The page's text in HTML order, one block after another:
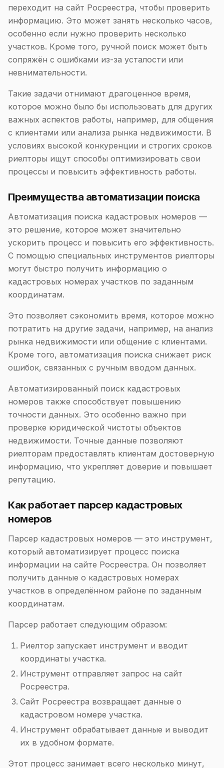
переходит на сайт Росреестра, чтобы проверить
информацию. Это может занять несколько часов,
особенно если нужно проверить несколько
участков. Кроме того, ручной поиск может быть
сопряжён с ошибками из-за усталости или
невнимательности.
Такие задачи отнимают драгоценное время,
которое можно было бы использовать для других
важных аспектов работы, например, для общения
с клиентами или анализа рынка недвижимости. В
условиях высокой конкуренции и строгих сроков
риелторы ищут способы оптимизировать свои
процессы и повысить эффективность работы.
Преимущества автоматизации поиска
Автоматизация поиска кадастровых номеров —
это решение, которое может значительно
ускорить процесс и повысить его эффективность.
С помощью специальных инструментов риелторы
могут быстро получить информацию о
кадастровых номерах участков по заданным
координатам.
Это позволяет сэкономить время, которое можно
потратить на другие задачи, например, на анализ
рынка недвижимости или общение с клиентами.
Кроме того, автоматизация поиска снижает риск
ошибок, связанных с ручным вводом данных.
Автоматизированный поиск кадастровых
номеров также способствует повышению
точности данных. Это особенно важно при
проверке юридической чистоты объектов
недвижимости. Точные данные позволяют
риелторам предоставлять клиентам достоверную
информацию, что укрепляет доверие и повышает
репутацию.
Как работает парсер кадастровых
номеров
Парсер кадастровых номеров — это инструмент,
который автоматизирует процесс поиска
информации на сайте Росреестра. Он позволяет
получить данные о кадастровых номерах
участков в определённом районе по заданным
координатам.
Парсер работает следующим образом:
Риелтор запускает инструмент и вводит
координаты участка.
Инструмент отправляет запрос на сайт
Росреестра.
Сайт Росреестра возвращает данные о
кадастровом номере участка.
Инструмент обрабатывает данные и выводит
их в удобном формате.
Этот процесс занимает всего несколько минут,